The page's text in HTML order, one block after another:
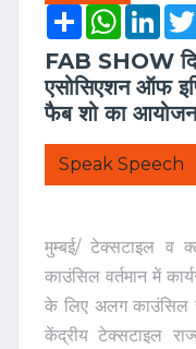
Share
FAB SHOW दि
एसोसिएशन ऑफ
फैब शो का आयोजन
Speak Speech
मुम्बई/ टेक्सटाइल व
काउंसिल वर्तमान में
के लिए अलग काउंसिल
केंद्रीय टेक्सटाइल